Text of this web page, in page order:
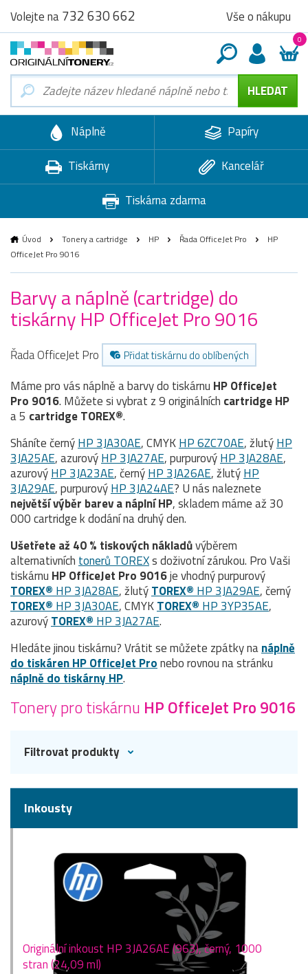
Volejte na732 630 662 Vše o nákupu
0
Náplně
Papíry
Tiskárny
Kancelář
Tiskárna zdarma
Úvod Tonery a cartridge HP Řada OfficeJet Pro
HP
OfficeJet Pro 9016
Barvy a náplně (cartridge) do
tiskárny HP OfficeJet Pro 9016
Řada OfficeJet Pro Přidat tiskárnu do oblíbených
Máme pro vás náplně a barvy do tiskárnu HP OfficeJet
Pro 9016. Můžete si vybrat z 9 originálních cartridgeHP
a 5 cartridge TOREX®.
Sháníte černýHP 3JA30AE, CMYKHP 6ZC70AE, žlutýHP
3JA25AE, azurovýHP 3JA27AE, purpurovýHP 3JA28AE,
azurovýHP 3JA23AE, černýHP 3JA26AE, žlutýHP
3JA29AE, purpurovýHP 3JA24AE? U nás naleznete
největší výběr barev a náplní HP, skladem máme až 30
000 cartridge k dodání na druhý den.
Ušetřete až 40 % tiskových nákladůvýběrem
alternativních tonerů TOREXs doživotní zárukou. Pro Vaši
tiskárnu HP OfficeJet Pro 9016je vhodný purpurový
TOREX® HP 3JA28AE, žlutýTOREX® HP 3JA29AE, černý
TOREX® HP 3JA30AE, CMYKTOREX® HP 3YP35AE,
azurovýTOREX® HP 3JA27AE.
Hledáte jinou tiskárnu? Vrátit se můžete zpátky nanáplně
do tiskáren HP OfficeJet Pronebo rovnou na stránku
náplně do tiskárny HP.
Tonery pro tiskárnu HP OfficeJet Pro 9016
Filtrovat produkty
Inkousty
Originální inkoust HP 3JA26AE (963), černý, 1000
stran (24,09 ml)